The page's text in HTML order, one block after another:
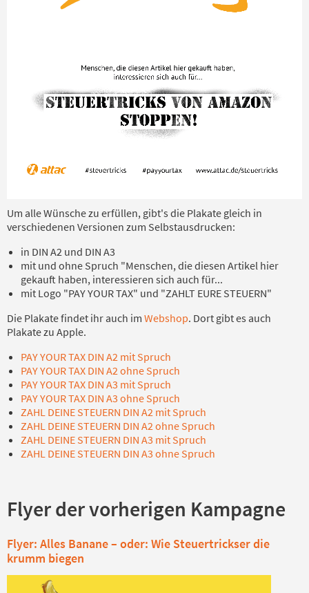
Um alle Wünsche zu erfüllen, gibt's die Plakate gleich in
verschiedenen Versionen zum Selbstausdrucken:
in DIN A2 und DIN A3
mit und ohne Spruch "Menschen, die diesen Artikel hier
gekauft haben, interessieren sich auch für...
mit Logo "PAY YOUR TAX" und "ZAHLT EURE STEUERN"
Die Plakate findet ihr auch im Webshop. Dort gibt es auch
Plakate zu Apple.
PAY YOUR TAX DIN A2 mit Spruch
PAY YOUR TAX DIN A2 ohne Spruch
PAY YOUR TAX DIN A3 mit Spruch
PAY YOUR TAX DIN A3 ohne Spruch
ZAHL DEINE STEUERN DIN A2 mit Spruch
ZAHL DEINE STEUERN DIN A2 ohne Spruch
ZAHL DEINE STEUERN DIN A3 mit Spruch
ZAHL DEINE STEUERN DIN A3 ohne Spruch
Flyer der vorherigen Kampagne
Flyer: Alles Banane – oder: Wie Steuertrickser die
krumm biegen